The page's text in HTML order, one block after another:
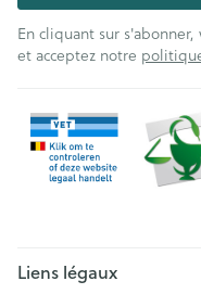
En cliquant sur
et acceptez notre
Liens légaux